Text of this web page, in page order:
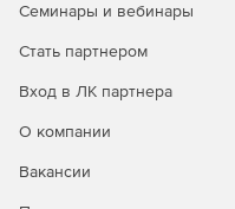
Семинары и вебинары
Стать партнером
Вход в ЛК партнера
О компании
Вакансии